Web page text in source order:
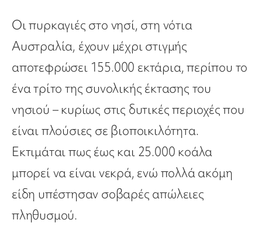
Οι πυρκαγιές στο νησί, στη νότια
Αυστραλία, έχουν μέχρι στιγμής
αποτεφρώσει 155.000 εκτάρια, περίπου το
ένα τρίτο της συνολικής έκτασης του
νησιού – κυρίως στις δυτικές περιοχές που
είναι πλούσιες σε βιοποικιλότητα.
Εκτιμάται πως έως και 25.000 κοάλα
μπορεί να είναι νεκρά, ενώ πολλά ακόμη
είδη υπέστησαν σοβαρές απώλειες
πληθυσμού.